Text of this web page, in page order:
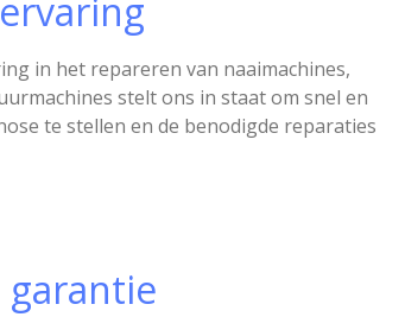
in het repareren van naaimachines,
stelt ons in staat om snel en
te stellen en de benodigde reparaties
garantie